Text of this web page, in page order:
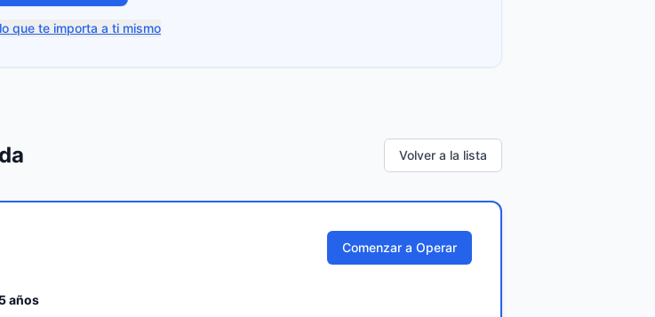
que te importa a ti mismo
Volver a la lista
años
Comenzar a Operar